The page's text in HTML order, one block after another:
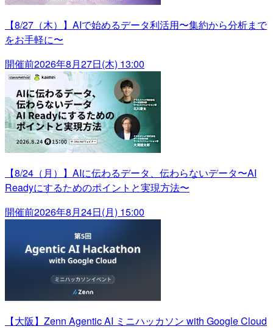
【8/27（木）】AIで始めるデータ利活用〜集約から分析まで
をお手軽に〜
開催前2026年8月27日(木) 13:00
【8/24（月）】AIに伝わるデータ、伝わらないデータ〜AI
Readyにするためのポイントと実現方法〜
開催前2026年8月24日(月) 15:00
【大阪】Zenn Agentic AI ミニハッカソン with Google Cloud